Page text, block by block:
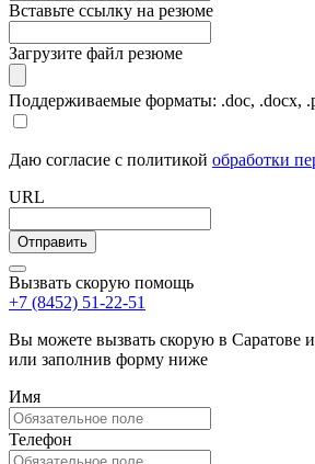
Вставьте ссылку на резюме
Загрузите файл резюме
Поддерживаемые форматы: .doc, .docx,
Даю согласие с политикой обработки
URL
Вызвать скорую помощь
+7 (8452) 51-22-51
Вы можете вызвать скорую в Саратове
или заполнив форму ниже
Имя
Телефон